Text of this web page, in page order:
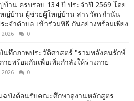
าน ครบรอบ 134 ปี ประจำปี 2569 โดย
ญ่บ้าน ผู้ช่วยผู้ใหญ่บ้าน สารวัตรกำนัน
ะจำตำบล เข้าร่วมพิธี กันอย่างพร้อมเพียง
0
นทึกภาพประวัติศาสตร์ "รวมพลังคนรักษ์
ยพร้อมกันเพื่อเพิ่มกำลังให้ร่างกาย
0
ฉบังต้อนรับคณะศึกษาดูงานหลักสูตร